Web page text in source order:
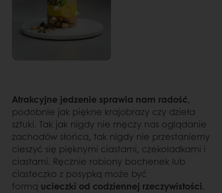
Atrakcyjne jedzenie sprawia nam radość,
podobnie jak piękne krajobrazy czy dzieła
sztuki. Tak jak nigdy nie męczy nas oglądanie
zachodów słońca, tak nigdy nie przestaniemy
cieszyć się pięknymi ciastami, czekoladkami i
ciastami. Ręcznie robiony bochenek lub
ciasteczko z posypką może być
formą ucieczki od codziennej rzeczywistości.